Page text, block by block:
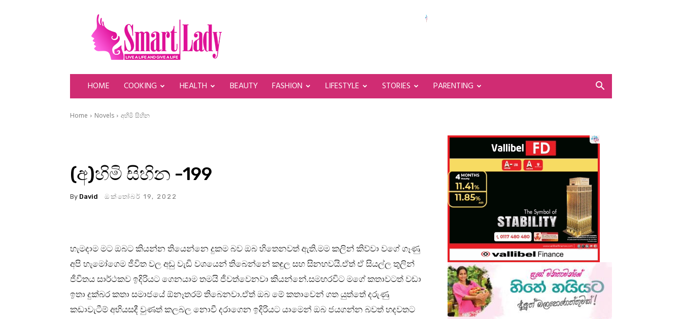
SmartLady
HOME COOKING HEALTH BEAUTY FASHION LIFESTYLE STORIES PARENTING
Home Novels අහිමි සිහින
(අ)හිමි සිහින -199
By David ඔක්තෝබර් 19, 2022
හැමදාම මට ඔබට කියන්න තියෙන්නෙ දුකම බව ඔබ හිතෙනවත් ඇති.මම කලින් කිව්වා වගේ ගෑණු
අපි හැමෝගෙම ජීවිත වල අඩු වැඩි වශයෙන් තිබෙන්නේ කඳුල සහ සිනහවයි.ඒත් ඒ සියල්ල තුලින්
ජීවිතය සාර්ථකව ඉදිරියට ගෙනයාම තමයි ජීවත්වෙනවා කියන්නේ.සමහරවිට මගේ කතාවටත් වඩා
ඉතා දුක්බර කතා සමාජයේ ඕනෑතරම් තිබෙනවා.ඒත් ඔබ මේ කතාවෙන් ගත යුත්තේ දරුණු
කඩාවැටීම් අභියසදී වුණත් කලබල නොවී දරාගෙන ඉදිරියට යාමෙන් ඔබ ජයගන්න බවත් හදවතට